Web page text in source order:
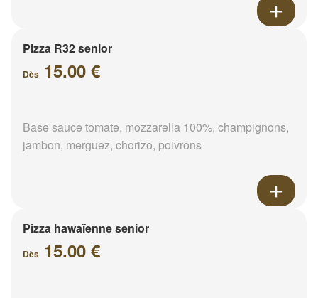
Pizza R32 senior
Dès 15.00 €
Base sauce tomate, mozzarella 100%, champignons,
jambon, merguez, chorizo, poivrons
Pizza hawaïenne senior
Dès 15.00 €